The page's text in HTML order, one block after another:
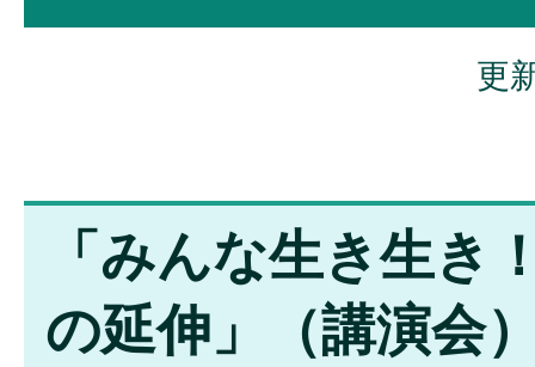
更
「みんな生き生き
の延伸」（講演会